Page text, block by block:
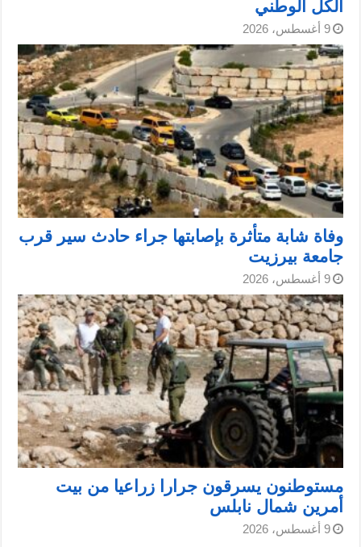
الكل الوطني
9 أغسطس، 2026
وفاة شابة متأثرة بإصابتها جراء حادث سير قرب
جامعة بيرزيت
9 أغسطس، 2026
مستوطنون يسرقون جرارا زراعيا من بيت
أمرين شمال نابلس
9 أغسطس، 2026